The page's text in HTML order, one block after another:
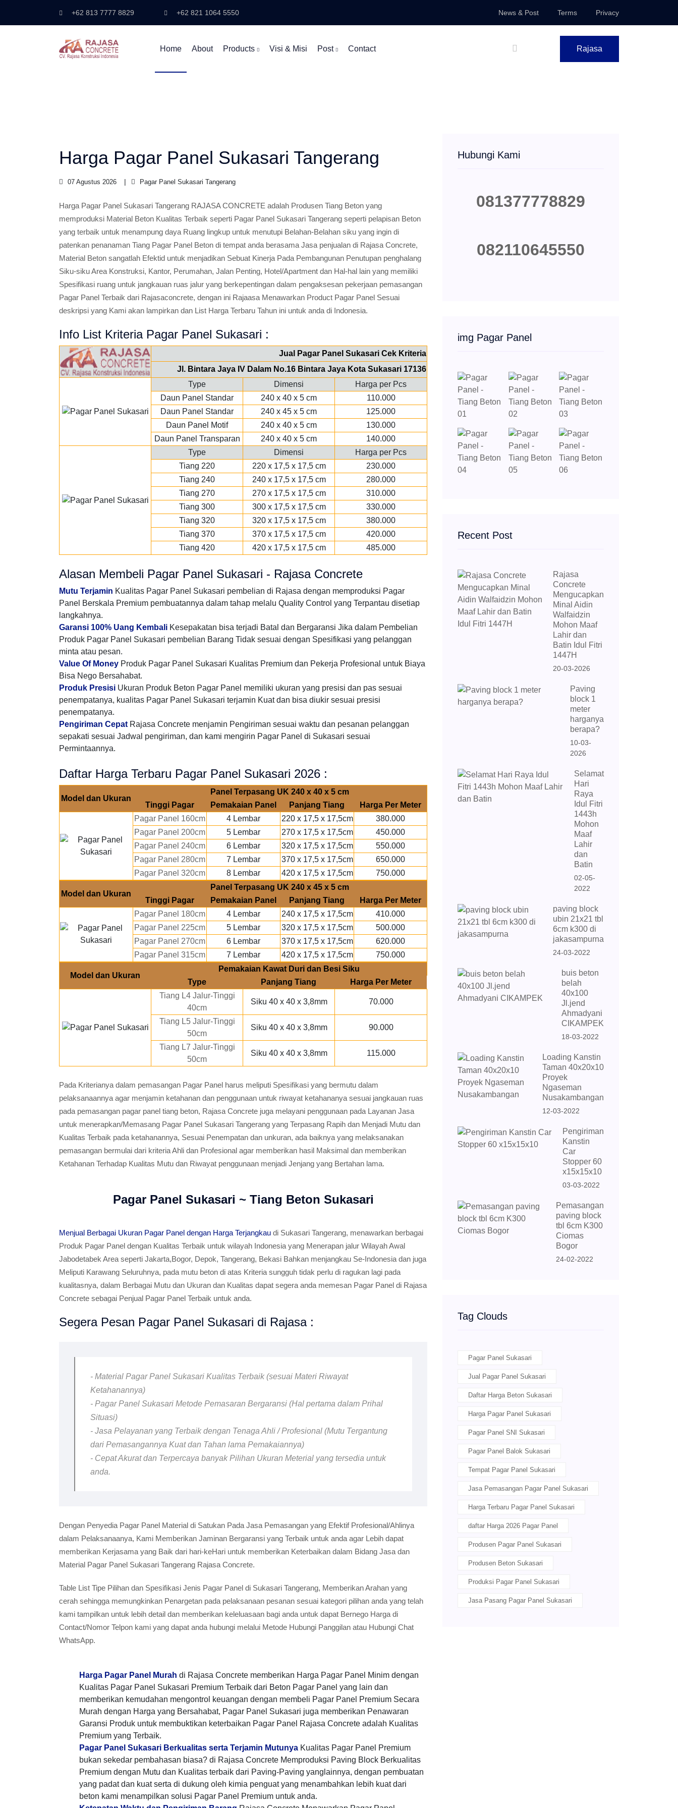
+62 813 7777 8829 +62 821 1064 5550 News & Post Terms Privacy
Home About Products Visi & Misi Post Contact Rajasa
Harga Pagar Panel Sukasari Tangerang
07 Agustus 2026 Pagar Panel Sukasari Tangerang
Harga Pagar Panel Sukasari Tangerang RAJASA CONCRETE adalah Produsen Tiang Beton yang
memproduksi Material Beton Kualitas Terbaik seperti Pagar Panel Sukasari Tangerang seperti pelapisan Beton
yang terbaik untuk menampung daya Ruang lingkup untuk menutupi Belahan-Belahan siku yang ingin di
patenkan penanaman Tiang Pagar Panel Beton di tempat anda berasama Jasa penjualan di Rajasa Concrete,
Material Beton sangatlah Efektid untuk menjadikan Sebuat Kinerja Pada Pembangunan Penutupan penghalang
Siku-siku Area Konstruksi, Kantor, Perumahan, Jalan Penting, Hotel/Apartment dan Hal-hal lain yang memiliki
Spesifikasi ruang untuk jangkauan ruas jalur yang berkepentingan dalam pengaksesan pekerjaan pemasangan
Pagar Panel Terbaik dari Rajasaconcrete, dengan ini Rajaasa Menawarkan Product Pagar Panel Sesuai
deskripsi yang Kami akan lampirkan dan List Harga Terbaru Tahun ini untuk anda di Indonesia.
Info List Kriteria Pagar Panel Sukasari :
Jual Pagar Panel Sukasari Cek Kriteria
Jl. Bintara Jaya IV Dalam No.16 Bintara Jaya Kota Sukasari 17136
Type
Dimensi
Harga per Pcs
Daun Panel Standar
240 x 40 x 5 cm
110.000
Daun Panel Standar
240 x 45 x 5 cm
125.000
Daun Panel Motif
240 x 40 x 5 cm
130.000
Daun Panel Transparan
240 x 40 x 5 cm
140.000
Type
Dimensi
Harga per Pcs
Tiang 220
220 x 17,5 x 17,5 cm
230.000
Tiang 240
240 x 17,5 x 17,5 cm
280.000
Tiang 270
270 x 17,5 x 17,5 cm
310.000
Tiang 300
300 x 17,5 x 17,5 cm
330.000
Tiang 320
320 x 17,5 x 17,5 cm
380.000
Tiang 370
370 x 17,5 x 17,5 cm
420.000
Tiang 420
420 x 17,5 x 17,5 cm 485.000
Alasan Membeli Pagar Panel Sukasari - Rajasa Concrete
Mutu Terjamin Kualitas Pagar Panel Sukasari pembelian di Rajasa dengan memproduksi Pagar
Panel Berskala Premium pembuatannya dalam tahap melalu Quality Control yang Terpantau disetiap
langkahnya.
Garansi 100% Uang Kembali Kesepakatan bisa terjadi Batal dan Bergaransi Jika dalam Pembelian
Produk Pagar Panel Sukasari pembelian Barang Tidak sesuai dengan Spesifikasi yang pelanggan
minta atau pesan.
Value Of Money Produk Pagar Panel Sukasari Kualitas Premium dan Pekerja Profesional untuk Biaya
Bisa Nego Bersahabat.
Produk Presisi Ukuran Produk Beton Pagar Panel memiliki ukuran yang presisi dan pas sesuai
penempatanya, kualitas Pagar Panel Sukasari terjamin Kuat dan bisa diukir sesuai presisi
penempatanya.
Pengiriman Cepat Rajasa Concrete menjamin Pengiriman sesuai waktu dan pesanan pelanggan
sepakati sesuai Jadwal pengiriman, dan kami mengirin Pagar Panel di Sukasari sesuai
Permintaannya.
Daftar Harga Terbaru Pagar Panel Sukasari 2026 :
Model dan Ukuran
Panel Terpasang UK 240 x 40 x 5 cm
Tinggi Pagar
Pemakaian Panel Panjang Tiang
Harga Per Meter
Pagar Panel 160cm
4 Lembar 220 x 17,5 x 17,5cm
380.000
Pagar Panel 200cm
5 Lembar 270 x 17,5 x 17,5cm
450.000
Pagar Panel 240cm
6 Lembar 320 x 17,5 x 17,5cm
550.000
Pagar Panel 280cm
7 Lembar 370 x 17,5 x 17,5cm
650.000
Pagar Panel 320cm
8 Lembar 420 x 17,5 x 17,5cm 750.000
Model dan Ukuran
Panel Terpasang UK 240 x 45 x 5 cm
Tinggi Pagar
Pemakaian Panel Panjang Tiang
Harga Per Meter
Pagar Panel 180cm
4 Lembar 240 x 17,5 x 17,5cm
410.000
Pagar Panel 225cm
5 Lembar 320 x 17,5 x 17,5cm
500.000
Pagar Panel 270cm
6 Lembar 370 x 17,5 x 17,5cm
620.000
Pagar Panel 315cm
7 Lembar 420 x 17,5 x 17,5cm 750.000
Model dan Ukuran
Pemakaian Kawat Duri dan Besi Siku
Type
Panjang Tiang
Harga Per Meter
Tiang L4 Jalur-Tinggi
40cm
Siku 40 x 40 x 3,8mm 70.000
Tiang L5 Jalur-Tinggi
50cm
Siku 40 x 40 x 3,8mm 90.000
Tiang L7 Jalur-Tinggi
50cm
Siku 40 x 40 x 3,8mm 115.000
Pada Kriterianya dalam pemasangan Pagar Panel harus meliputi Spesifikasi yang bermutu dalam
pelaksanaannya agar menjamin ketahanan dan penggunaan untuk riwayat ketahananya sesuai jangkauan ruas
pada pemasangan pagar panel tiang beton, Rajasa Concrete juga melayani penggunaan pada Layanan Jasa
untuk menerapkan/Memasang Pagar Panel Sukasari Tangerang yang Terpasang Rapih dan Menjadi Mutu dan
Kualitas Terbaik pada ketahanannya, Sesuai Penempatan dan unkuran, ada baiknya yang melaksanakan
pemasangan bermulai dari kriteria Ahli dan Profesional agar memberikan hasil Maksimal dan memberikan
Ketahanan Terhadap Kualitas Mutu dan Riwayat penggunaan menjadi Jenjang yang Bertahan lama.
Pagar Panel Sukasari ~ Tiang Beton Sukasari
Menjual Berbagai Ukuran Pagar Panel dengan Harga Terjangkau di Sukasari Tangerang, menawarkan berbagai
Produk Pagar Panel dengan Kualitas Terbaik untuk wilayah Indonesia yang Menerapan jalur Wilayah Awal
Jabodetabek Area seperti Jakarta,Bogor, Depok, Tangerang, Bekasi Bahkan menjangkau Se-Indonesia dan juga
Meliputi Karawang Seluruhnya, pada mutu beton di atas Kriteria sungguh tidak perlu di ragukan lagi pada
kualitasnya, dalam Berbagai Mutu dan Ukuran dan Kualitas dapat segera anda memesan Pagar Panel di Rajasa
Concrete sebagai Penjual Pagar Panel Terbaik untuk anda.
Segera Pesan Pagar Panel Sukasari di Rajasa :
- Material Pagar Panel Sukasari Kualitas Terbaik (sesuai Materi Riwayat
Ketahanannya)
- Pagar Panel Sukasari Metode Pemasaran Bergaransi (Hal pertama dalam Prihal
Situasi)
- Jasa Pelayanan yang Terbaik dengan Tenaga Ahli / Profesional (Mutu Tergantung
dari Pemasangannya Kuat dan Tahan lama Pemakaiannya)
- Cepat Akurat dan Terpercaya banyak Pilihan Ukuran Meterial yang tersedia untuk
anda.
Dengan Penyedia Pagar Panel Material di Satukan Pada Jasa Pemasangan yang Efektif Profesional/Ahlinya
dalam Pelaksanaanya, Kami Memberikan Jaminan Bergaransi yang Terbaik untuk anda agar Lebih dapat
memberikan Kerjasama yang Baik dari hari-keHari untuk memberikan Keterbaikan dalam Bidang Jasa dan
Material Pagar Panel Sukasari Tangerang Rajasa Concrete.
Table List Tipe Pilihan dan Spesifikasi Jenis Pagar Panel di Sukasari Tangerang, Memberikan Arahan yang
cerah sehingga memungkinkan Penargetan pada pelaksanaan pesanan sesuai kategori pilihan anda yang telah
kami tampilkan untuk lebih detail dan memberikan keleluasaan bagi anda untuk dapat Bernego Harga di
Contact/Nomor Telpon kami yang dapat anda hubungi melalui Metode Hubungi Panggilan atau Hubungi Chat
WhatsApp.
Harga Pagar Panel Murah di Rajasa Concrete memberikan Harga Pagar Panel Minim dengan
Kualitas Pagar Panel Sukasari Premium Terbaik dari Beton Pagar Panel yang lain dan
memberikan kemudahan mengontrol keuangan dengan membeli Pagar Panel Premium Secara
Murah dengan Harga yang Bersahabat, Pagar Panel Sukasari juga memberikan Penawaran
Garansi Produk untuk membuktikan keterbaikan Pagar Panel Rajasa Concrete adalah Kualitas
Premium yang Terbaik.
Pagar Panel Sukasari Berkualitas serta Terjamin Mutunya Kualitas Pagar Panel Premium
bukan sekedar pembahasan biasa? di Rajasa Concrete Memproduksi Paving Block Berkualitas
Premium dengan Mutu dan Kualitas terbaik dari Paving-Paving yanglainnya, dengan pembuatan
yang padat dan kuat serta di dukung oleh kimia penguat yang menambahkan lebih kuat dari
beton kami menampilkan solusi Pagar Panel Premium untuk anda.
Hubungi Kami
081377778829
082110645550
img Pagar Panel
Recent Post
Rajasa
Concrete
Mengucapkan
Minal Aidin
Walfaidzin
Mohon Maaf
Lahir dan
Batin Idul Fitri
1447H
20-03-2026
Paving
block 1
meter
harganya
berapa?
10-03-
2026
Selamat
Hari
Raya
Idul Fitri
1443h
Mohon
Maaf
Lahir
dan
Batin
02-05-
2022
paving block
ubin 21x21 tbl
6cm k300 di
jakasampurna
24-03-2022
buis beton
belah
40x100
Jl.jend
Ahmadyani
CIKAMPEK
18-03-2022
Loading Kanstin
Taman 40x20x10
Proyek
Ngaseman
Nusakambangan
12-03-2022
Pengiriman
Kanstin
Car
Stopper 60
x15x15x10
03-03-2022
Pemasangan
paving block
tbl 6cm K300
Ciomas
Bogor
24-02-2022
Tag Clouds
Pagar Panel Sukasari
Jual Pagar Panel Sukasari
Daftar Harga Beton Sukasari
Harga Pagar Panel Sukasari
Pagar Panel SNI Sukasari
Pagar Panel Balok Sukasari
Tempat Pagar Panel Sukasari
Jasa Pemasangan Pagar Panel Sukasari
Harga Terbaru Pagar Panel Sukasari
daftar Harga 2026 Pagar Panel
Produsen Pagar Panel Sukasari
Produsen Beton Sukasari
Produksi Pagar Panel Sukasari
Jasa Pasang Pagar Panel Sukasari